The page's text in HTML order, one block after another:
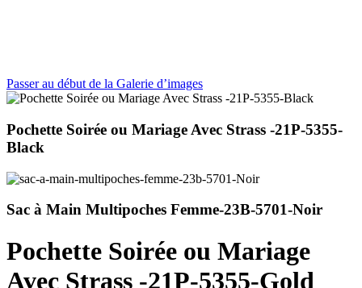
Passer au début de la Galerie d’images
Pochette Soirée ou Mariage Avec Strass -21P-5355-
Black
Sac à Main Multipoches Femme-23B-5701-Noir
Pochette Soirée ou Mariage
Avec Strass -21P-5355-Gold